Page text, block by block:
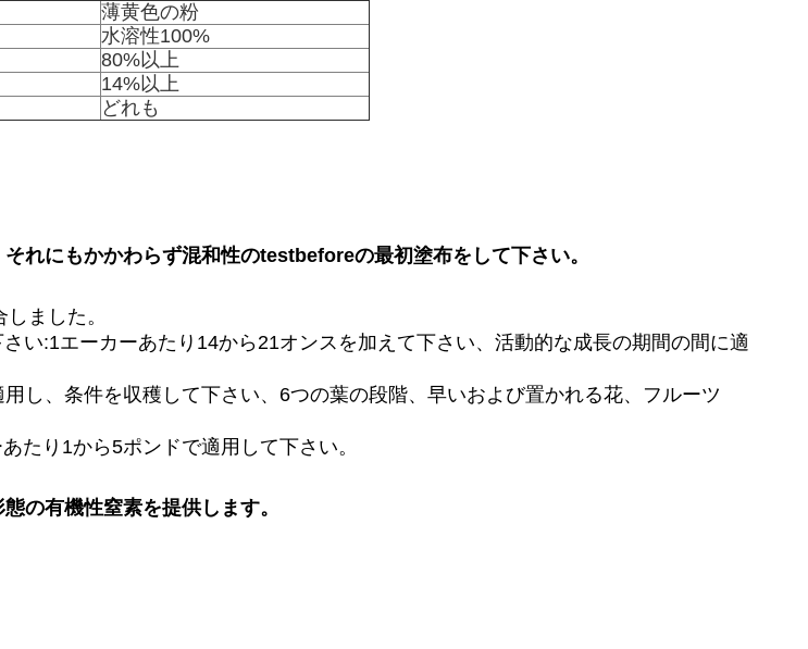
薄黄色の粉
水溶性100%
80%以上
14%以上
どれも
れにもかかわらず混和性のtestbeforeの最初塗布をして下さい。
ました。
い:1エーカーあたり14から21オンスを加えて下さい、活動的な成長の期間の間に適
し、条件を収穫して下さい、6つの葉の段階、早いおよび置かれる花、フルーツ
たり1から5ポンドで適用して下さい。
の有機性窒素を提供します。